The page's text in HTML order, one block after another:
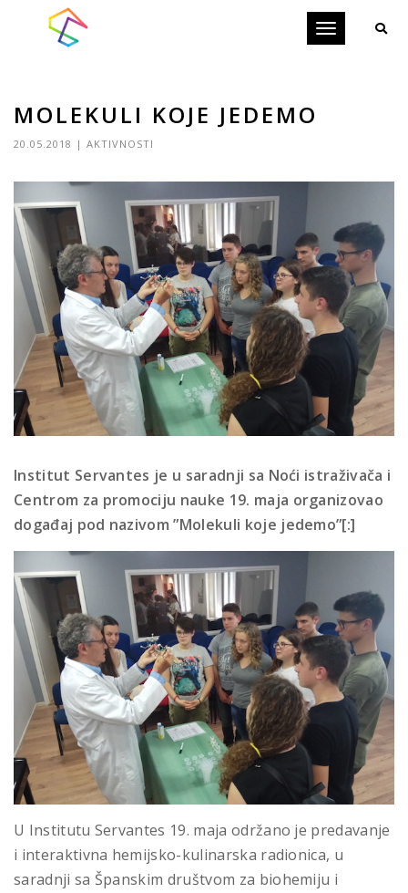
Toggle
MOLEKULI KOJE JEDEMO
20.05.2018 | AKTIVNOSTI
Institut Servantes je u saradnji sa Noći istraživača i
Centrom za promociju nauke 19. maja organizovao
događaj pod nazivom ”Molekuli koje jedemo”[:]
U Institutu Servantes 19. maja održano je predavanje
i interaktivna hemijsko-kulinarska radionica, u
saradnji sa Španskim društvom za biohemiju i